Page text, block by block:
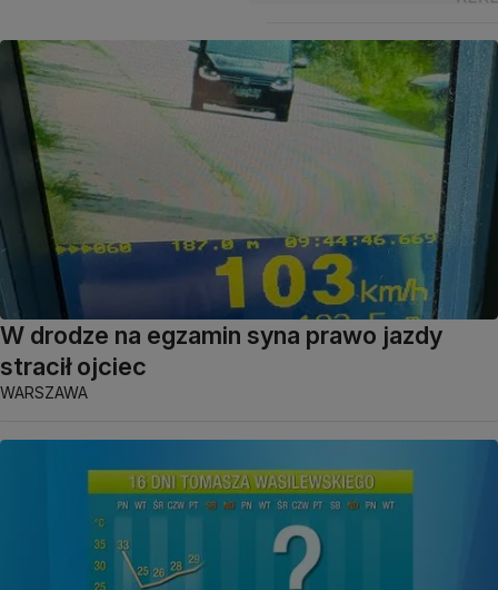
W drodze na egzamin syna prawo jazdy
stracił ojciec
WARSZAWA